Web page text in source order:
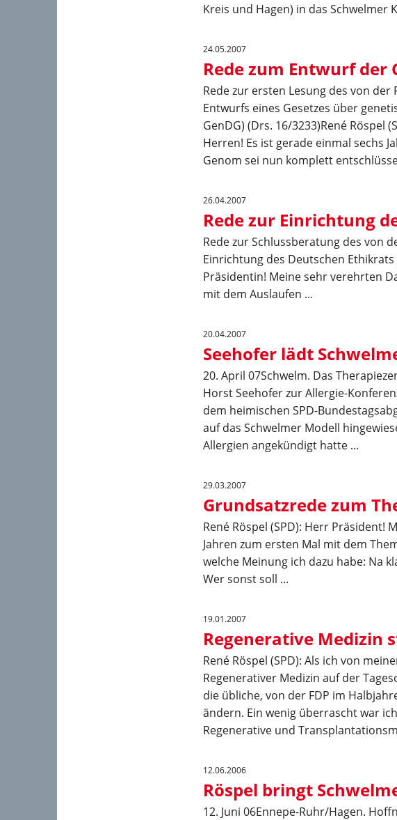
Kreis und Hagen) in das Schwelmer
24.05.2007
Rede zum Entwurf der
Rede zur ersten Lesung des von der
Entwurfs eines Gesetzes über
GenDG) (Drs. 16/3233)René Röspel
Herren! Es ist gerade einmal sechs
Genom sei nun komplett
26.04.2007
Rede zur Einrichtung
Rede zur Schlussberatung des von
Einrichtung des Deutschen Ethikrats
Präsidentin! Meine sehr verehrten
mit dem Auslaufen ...
20.04.2007
Seehofer lädt
20. April 07Schwelm. Das
Horst Seehofer zur Allergie-
dem heimischen SPD-
auf das Schwelmer Modell
Allergien angekündigt hatte ...
29.03.2007
Grundsatzrede zum
René Röspel (SPD): Herr
Jahren zum ersten Mal mit dem
welche Meinung ich dazu habe: Na
Wer sonst soll ...
19.01.2007
Regenerative Medizin
René Röspel (SPD): Als ich von
Regenerativer Medizin auf der
die übliche, von der FDP im
ändern. Ein wenig überrascht war
Regenerative und
12.06.2006
Röspel bringt
12. Juni 06Ennepe-Ruhr/Hagen.